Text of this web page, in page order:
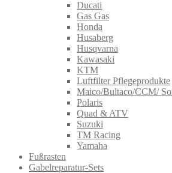
Ducati
Gas Gas
Honda
Husaberg
Husqvarna
Kawasaki
KTM
Luftfilter Pflegeprodukte
Maico/Bultaco/CCM/
Polaris
Quad & ATV
Suzuki
TM Racing
Yamaha
Fußrasten
Gabelreparatur-Sets